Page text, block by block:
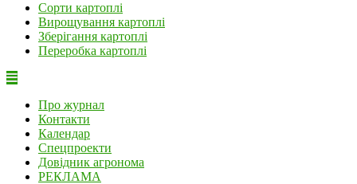
Сорти картоплі
Вирощування картоплі
Зберігання картоплі
Переробка картоплі
Про журнал
Контакти
Календар
Спецпроекти
Довідник агронома
РЕКЛАМА